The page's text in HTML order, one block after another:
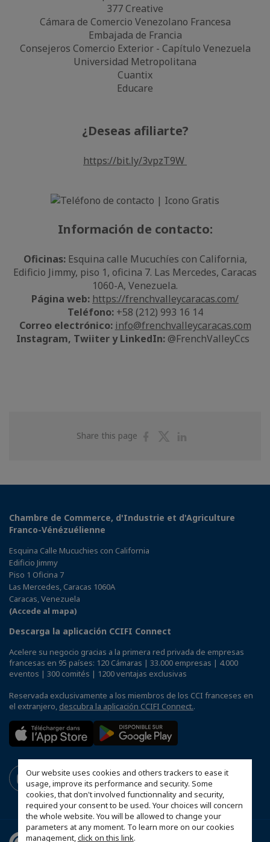
Our website uses cookies and others trackers to ease it
usage, improve its performance and security. Some
cookies, that don't involved functionnality and security,
required your consent to be used. Your choices will concern
the whole website. You will be allowed to change your
parameters at any moment. To learn more on our cookies
management,click on this link.
377 Creative
Cámara de Comercio Venezolano Francesa
Embajada de Francia
Consejeros Comercio Exterior - Capítulo Venezuela
Universidad Metropolitana
Cuantix
Educare
¿Deseas afiliarte?
https://bit.ly/3vpzT9W
Información de contacto:
Oficinas:Esquina calle Mucuchíes con California,
Edificio Jimmy, piso 1, oficina 7. Las Mercedes, Caracas
1060-A, Venezuela.
Página web: https://frenchvalleycaracas.com/
Teléfono:+58 (212) 993 16 14
Correo electrónico: info@frenchvalleycaracas.com
Instagram, Twiiter y LinkedIn: @FrenchValleyCcs
Share this page
ShareShare
Chambre de Commerce, d'Industrie et d'Agriculture
Franco-Vénézuélienne
Esquina Calle Mucuchies con California
Edificio Jimmy
Piso 1 Oficina 7
Las Mercedes, Caracas 1060A
Caracas, Venezuela
(Accede al mapa)
Descarga la aplicación CCIFI Connect
Acelere su negocio gracias a la primera red privada de empresas
francesas en 95 países: 120 Cámaras | 33.000 empresas | 4.000
eventos | 300 comités | 1200 ventajas exclusivas
Reservada exclusivamente a los miembros de los CCI franceses en
el extranjero, descubra la aplicación CCIFI Connect..